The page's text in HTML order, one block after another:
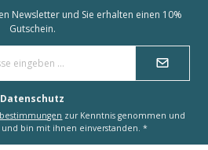
Newsletter und Sie erhalten einen 10%
Gutschein.
Datenschutz
zur Kenntnis genommen und
und bin mit ihnen einverstanden. *